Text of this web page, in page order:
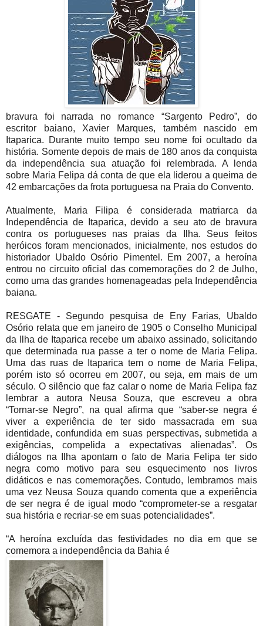
bravura foi narrada no romance “Sargento Pedro”, do
escritor baiano, Xavier Marques, também nascido em
Itaparica. Durante muito tempo seu nome foi ocultado da
história. Somente depois de mais de 180 anos da conquista
da independência sua atuação foi relembrada. A lenda
sobre Maria Felipa dá conta de que ela liderou a queima de
42 embarcações da frota portuguesa na Praia do Convento.
Atualmente, Maria Filipa é considerada matriarca da
Independência de Itaparica, devido a seu ato de bravura
contra os portugueses nas praias da Ilha. Seus feitos
heróicos foram mencionados, inicialmente, nos estudos do
historiador Ubaldo Osório Pimentel. Em 2007, a heroína
entrou no circuito oficial das comemorações do 2 de Julho,
como uma das grandes homenageadas pela Independência
baiana.
RESGATE - Segundo pesquisa de Eny Farias, Ubaldo
Osório relata que em janeiro de 1905 o Conselho Municipal
da Ilha de Itaparica recebe um abaixo assinado, solicitando
que determinada rua passe a ter o nome de Maria Felipa.
Uma das ruas de Itaparica tem o nome de Maria Felipa,
porém isto só ocorreu em 2007, ou seja, em mais de um
século. O silêncio que faz calar o nome de Maria Felipa faz
lembrar a autora Neusa Souza, que escreveu a obra
“Tornar-se Negro”, na qual afirma que “saber-se negra é
viver a experiência de ter sido massacrada em sua
identidade, confundida em suas perspectivas, submetida a
exigências, compelida a expectativas alienadas”. Os
diálogos na Ilha apontam o fato de Maria Felipa ter sido
negra como motivo para seu esquecimento nos livros
didáticos e nas comemorações. Contudo, lembramos mais
uma vez Neusa Souza quando comenta que a experiência
de ser negra é de igual modo “comprometer-se a resgatar
sua história e recriar-se em suas potencialidades”.
“A heroína excluída das festividades no dia em que se
comemora a independência da Bahia é